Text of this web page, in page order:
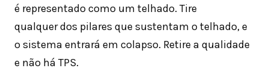
é representado como um telhado. Tire
qualquer dos pilares que sustentam o telhado, e
o sistema entrará em colapso. Retire a qualidade
e não há TPS.